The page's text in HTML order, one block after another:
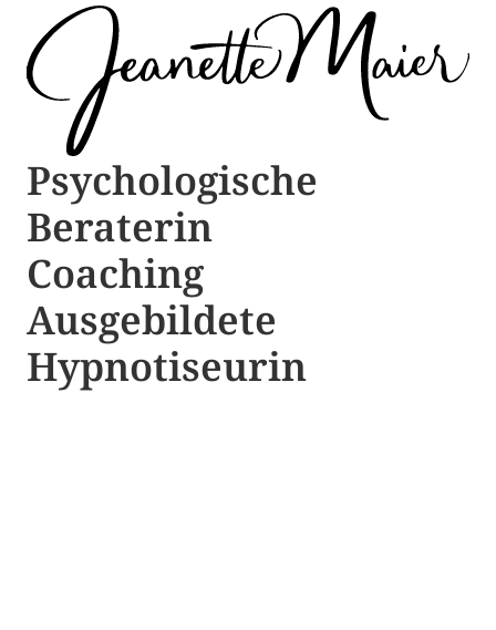
Psychologische ​​
Beraterin
Coaching
Ausgebildete​ ​
Hypnotiseurin